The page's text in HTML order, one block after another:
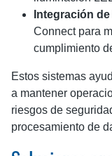
Integración
Connect para
cumplimiento
Estos sistemas
a mantener
riesgos de
procesamiento de